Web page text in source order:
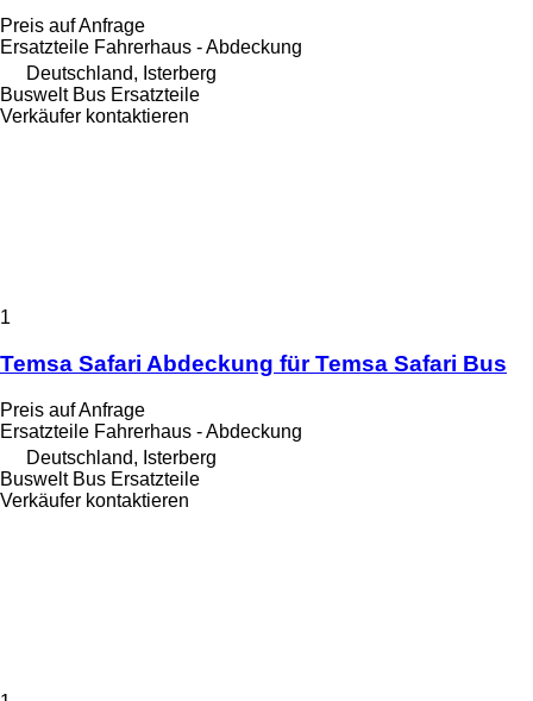
Preis auf Anfrage
Ersatzteile Fahrerhaus - Abdeckung
Deutschland, Isterberg
Buswelt Bus Ersatzteile
Verkäufer kontaktieren
1
Temsa Safari Abdeckung für Temsa Safari Bus
Preis auf Anfrage
Ersatzteile Fahrerhaus - Abdeckung
Deutschland, Isterberg
Buswelt Bus Ersatzteile
Verkäufer kontaktieren